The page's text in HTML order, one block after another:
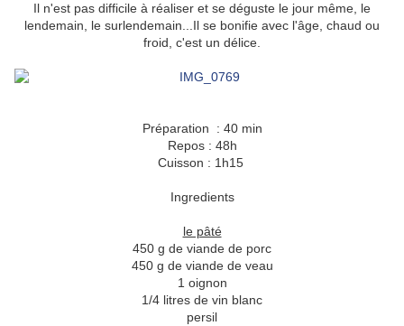
Il n'est pas difficile à réaliser et se déguste le jour même, le
lendemain, le surlendemain...Il se bonifie avec l'âge, chaud ou
froid, c'est un délice.
Préparation : 40 min
Repos : 48h
Cuisson : 1h15
Ingredients
le pâté
450 g de viande de porc
450 g de viande de veau
1 oignon
1/4 litres de vin blanc
persil